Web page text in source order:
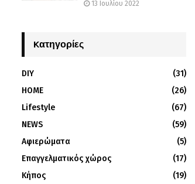
13 Ιουλίου 2022
Kατηγορίες
DIY
(31)
HOME
(26)
Lifestyle
(67)
NEWS
(59)
Αφιερώματα
(5)
Επαγγελματικός χώρος
(17)
Κήπος
(19)